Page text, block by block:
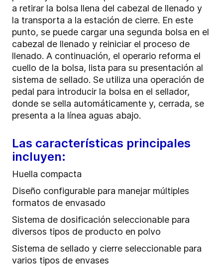
a retirar la bolsa llena del cabezal de llenado y
la transporta a la estación de cierre. En este
punto, se puede cargar una segunda bolsa en el
cabezal de llenado y reiniciar el proceso de
llenado. A continuación, el operario reforma el
cuello de la bolsa, lista para su presentación al
sistema de sellado. Se utiliza una operación de
pedal para introducir la bolsa en el sellador,
donde se sella automáticamente y, cerrada, se
presenta a la línea aguas abajo.
Las características principales
incluyen:
Huella compacta
Diseño configurable para manejar múltiples
formatos de envasado
Sistema de dosificación seleccionable para
diversos tipos de producto en polvo
Sistema de sellado y cierre seleccionable para
varios tipos de envases